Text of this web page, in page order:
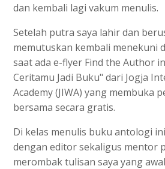
dan kembali lagi vakum menulis.
Setelah putra saya lahir dan
memutuskan kembali menekuni
saat ada e-flyer Find the Author
Ceritamu Jadi Buku" dari Jogja
Academy (JIWA) yang membuka
bersama secara gratis.
Di kelas menulis buku antologi
dengan editor sekaligus mentor
merombak tulisan saya yang